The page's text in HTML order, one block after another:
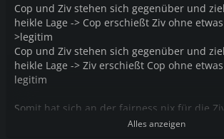
Cop und Ziv stehen sich gegenüber und
heikle Lage -> Cop erschießt Ziv ohne
>legitim
Cop und Ziv stehen sich gegenüber und
heikle Lage -> Ziv erschießt Cop ohne
legitim
Somit hat sich an der fairness nix für die
Alles anzeigen